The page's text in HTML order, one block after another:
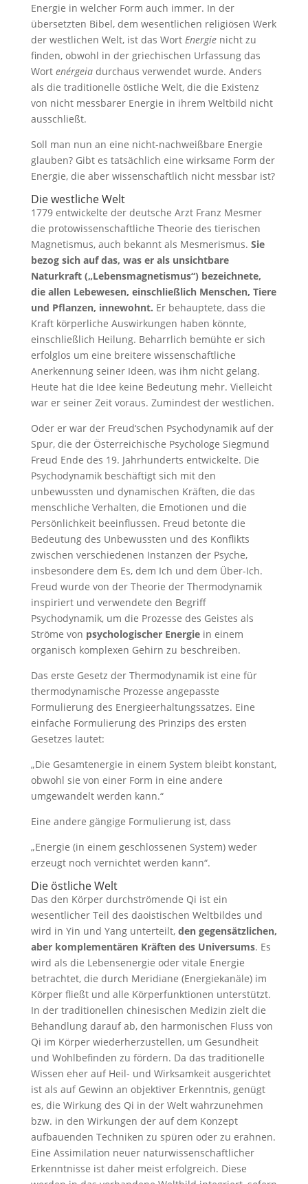
Energie in welcher Form auch immer. In der
übersetzten Bibel, dem wesentlichen religiösen Werk
der westlichen Welt, ist das Wort Energienicht zu
finden, obwohl in der griechischen Urfassung das
Wort enérgeiadurchaus verwendet wurde. Anders
als die traditionelle östliche Welt, die die Existenz
von nicht messbarer Energie in ihrem Weltbild nicht
ausschließt.
Soll man nun an eine nicht-nachweißbare Energie
glauben? Gibt es tatsächlich eine wirksame Form der
Energie, die aber wissenschaftlich nicht messbar ist?
Die westliche Welt
1779 entwickelte der deutsche Arzt Franz Mesmer
die protowissenschaftliche Theorie des tierischen
Magnetismus, auch bekannt als Mesmerismus. Sie
bezog sich auf das, was er als unsichtbare
Naturkraft („Lebensmagnetismus“) bezeichnete,
die allen Lebewesen, einschließlich Menschen, Tiere
und Pflanzen, innewohnt. Er behauptete, dass die
Kraft körperliche Auswirkungen haben könnte,
einschließlich Heilung. Beharrlich bemühte er sich
erfolglos um eine breitere wissenschaftliche
Anerkennung seiner Ideen, was ihm nicht gelang.
Heute hat die Idee keine Bedeutung mehr. Vielleicht
war er seiner Zeit voraus. Zumindest der westlichen.
Oder er war der Freud‘schen Psychodynamik auf der
Spur, die der Österreichische Psychologe Siegmund
Freud Ende des 19. Jahrhunderts entwickelte. Die
Psychodynamik beschäftigt sich mit den
unbewussten und dynamischen Kräften, die das
menschliche Verhalten, die Emotionen und die
Persönlichkeit beeinflussen. Freud betonte die
Bedeutung des Unbewussten und des Konflikts
zwischen verschiedenen Instanzen der Psyche,
insbesondere dem Es, dem Ich und dem Über-Ich.
Freud wurde von der Theorie der Thermodynamik
inspiriert und verwendete den Begriff
Psychodynamik, um die Prozesse des Geistes als
Ströme von psychologischer Energiein einem
organisch komplexen Gehirn zu beschreiben.
Das erste Gesetz der Thermodynamik ist eine für
thermodynamische Prozesse angepasste
Formulierung des Energieerhaltungssatzes. Eine
einfache Formulierung des Prinzips des ersten
Gesetzes lautet:
„Die Gesamtenergie in einem System bleibt konstant,
obwohl sie von einer Form in eine andere
umgewandelt werden kann.“
Eine andere gängige Formulierung ist, dass
„Energie (in einem geschlossenen System) weder
erzeugt noch vernichtet werden kann“.
Die östliche Welt
Das den Körper durchströmende Qi ist ein
wesentlicher Teil des daoistischen Weltbildes und
wird in Yin und Yang unterteilt, den gegensätzlichen,
aber komplementären Kräften des Universums. Es
wird als die Lebensenergie oder vitale Energie
betrachtet, die durch Meridiane (Energiekanäle) im
Körper fließt und alle Körperfunktionen unterstützt.
In der traditionellen chinesischen Medizin zielt die
Behandlung darauf ab, den harmonischen Fluss von
Qi im Körper wiederherzustellen, um Gesundheit
und Wohlbefinden zu fördern. Da das traditionelle
Wissen eher auf Heil- und Wirksamkeit ausgerichtet
ist als auf Gewinn an objektiver Erkenntnis, genügt
es, die Wirkung des Qi in der Welt wahrzunehmen
bzw. in den Wirkungen der auf dem Konzept
aufbauenden Techniken zu spüren oder zu erahnen.
Eine Assimilation neuer naturwissenschaftlicher
Erkenntnisse ist daher meist erfolgreich. Diese